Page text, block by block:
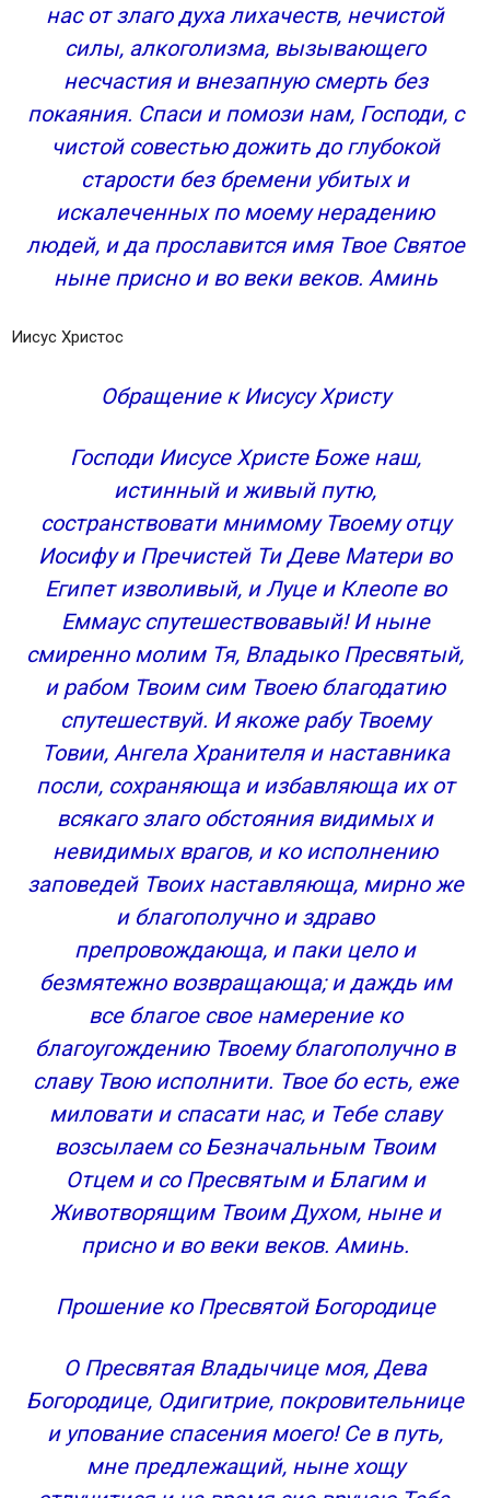
Молитва Иисусу Христу перед путешествием
Молитва Иисусу Христу о путешествующих
Молитва перед иконой Богородицы
«Одигитрия» о защите в пути
Защитная молитва перед полетом
Защитная молитва перед плаванием
Оберег для путника
нас от злаго духа лихачеств, нечистой
силы, алкоголизма, вызывающего
несчастия и внезапную смерть без
покаяния. Спаси и помози нам, Господи, с
чистой совестью дожить до глубокой
старости без бремени убитых и
искалеченных по моему нерадению
людей, и да прославится имя Твое Святое
ныне присно и во веки веков. Аминь
Иисус Христос
Обращение к Иисусу Христу
Господи Иисусе Христе Боже наш,
истинный и живый путю,
состранствовати мнимому Твоему отцу
Иосифу и Пречистей Ти Деве Матери во
Египет изволивый, и Луце и Клеопе во
Еммаус спутешествовавый! И ныне
смиренно молим Тя, Владыко Пресвятый,
и рабом Твоим сим Твоею благодатию
спутешествуй. И якоже рабу Твоему
Товии, Ангела Хранителя и наставника
посли, сохраняюща и избавляюща их от
всякаго злаго обстояния видимых и
невидимых врагов, и ко исполнению
заповедей Твоих наставляюща, мирно же
и благополучно и здраво
препровождающа, и паки цело и
безмятежно возвращающа; и даждь им
все благое свое намерение ко
благоугождению Твоему благополучно в
славу Твою исполнити. Твое бо есть, еже
миловати и спасати нас, и Тебе славу
возсылаем со Безначальным Твоим
Отцем и со Пресвятым и Благим и
Животворящим Твоим Духом, ныне и
присно и во веки веков. Аминь.
Прошение ко Пресвятой Богородице
О Пресвятая Владычице моя, Дева
Богородице, Одигитрие, покровительнице
и упование спасения моего! Се в путь,
мне предлежащий, ныне хощу